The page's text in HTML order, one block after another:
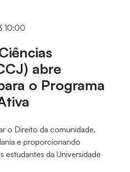
10:00
abre
o Programa
o Direito da comunidade,
e proporcionando
estudantes da Universidade